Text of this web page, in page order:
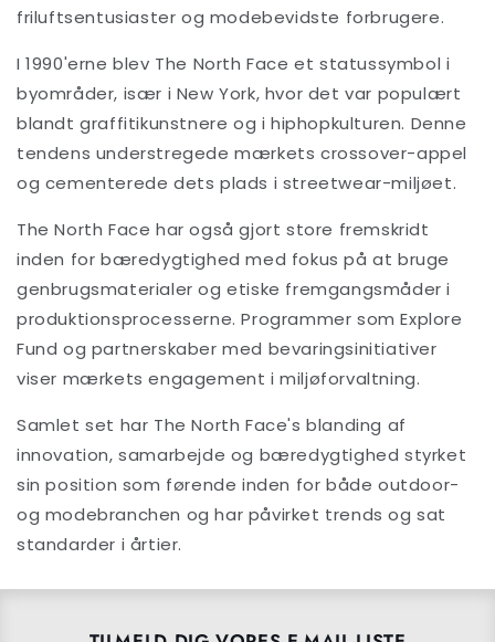
friluftsentusiaster og modebevidste forbrugere.
I 1990'erne blev The North Face et statussymbol i
byområder, især i New York, hvor det var populært
blandt graffitikunstnere og i hiphopkulturen. Denne
tendens understregede mærkets crossover-appel
og cementerede dets plads i streetwear-miljøet.
The North Face har også gjort store fremskridt
inden for bæredygtighed med fokus på at bruge
genbrugsmaterialer og etiske fremgangsmåder i
produktionsprocesserne. Programmer som Explore
Fund og partnerskaber med bevaringsinitiativer
viser mærkets engagement i miljøforvaltning.
Samlet set har The North Face's blanding af
innovation, samarbejde og bæredygtighed styrket
sin position som førende inden for både outdoor-
og modebranchen og har påvirket trends og sat
standarder i årtier.